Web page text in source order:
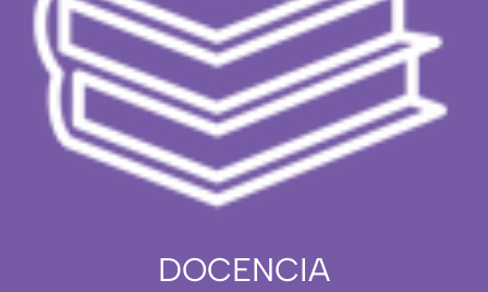
DOCENCIA